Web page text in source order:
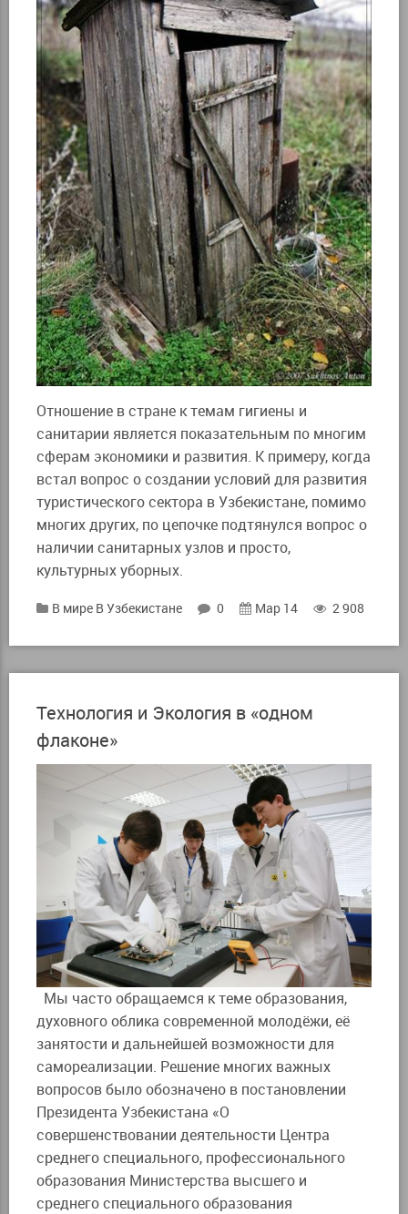
Отношение в стране к темам гигиены и
санитарии является показательным по многим
сферам экономики и развития. К примеру, когда
встал вопрос о создании условий для развития
туристического сектора в Узбекистане, помимо
многих других, по цепочке подтянулся вопрос о
наличии санитарных узлов и просто,
культурных уборных.
В мире В Узбекистане 0 Мар 14 2 908
Технология и Экология в «одном
флаконе»
Мы часто обращаемся к теме образования,
духовного облика современной молодёжи, её
занятости и дальнейшей возможности для
самореализации. Решение многих важных
вопросов было обозначено в постановлении
Президента Узбекистана «О
совершенствовании деятельности Центра
среднего специального, профессионального
образования Министерства высшего и
среднего специального образования